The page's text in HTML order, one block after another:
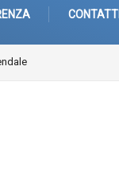
CONTATTI